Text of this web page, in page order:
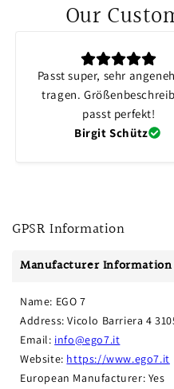
Our
Birgit Schütz
Passt super, sehr
tragen.
passt perfekt!
GPSR Information
Manufacturer Information
Name: EGO 7
Address: Vicolo Barriera 4
Email: info@ego7.it
Website: https://www.ego7.it
European Manufacturer: Yes